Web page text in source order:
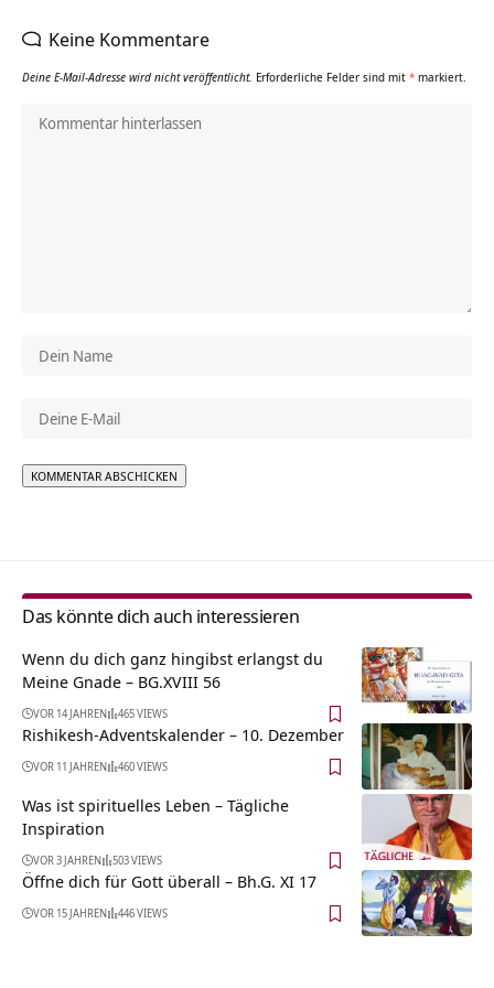
Keine Kommentare
Deine E-Mail-Adresse wird nicht veröffentlicht. Erforderliche Felder sind mit * markiert.
Das könnte dich auch interessieren
Wenn du dich ganz hingibst erlangst du
Meine Gnade – BG.XVIII 56
VOR 14 JAHREN 465 VIEWS
Rishikesh-Adventskalender – 10. Dezember
VOR 11 JAHREN 460 VIEWS
Was ist spirituelles Leben – Tägliche
Inspiration
VOR 3 JAHREN 503 VIEWS
Öffne dich für Gott überall – Bh.G. XI 17
VOR 15 JAHREN 446 VIEWS